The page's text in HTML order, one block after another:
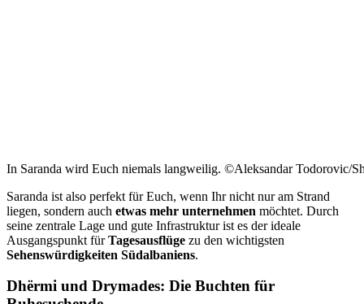
In Saranda wird Euch niemals langweilig. ©Aleksandar Todorovic/
Saranda ist also perfekt für Euch, wenn Ihr nicht nur am Strand
liegen, sondern auch etwas mehr unternehmen möchtet. Durch
seine zentrale Lage und gute Infrastruktur ist es der ideale
Ausgangspunkt fürTagesausflüge zu den wichtigsten
Sehenswürdigkeiten Südalbaniens.
Dhërmi und Drymades: Die Buchten für